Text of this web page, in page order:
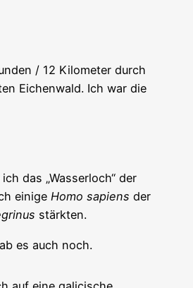
/ 12 Kilometer durch
Eichenwald. Ich war die
das „Wasserloch“ der
einige Homo sapiens der
stärkten.
es auch noch.